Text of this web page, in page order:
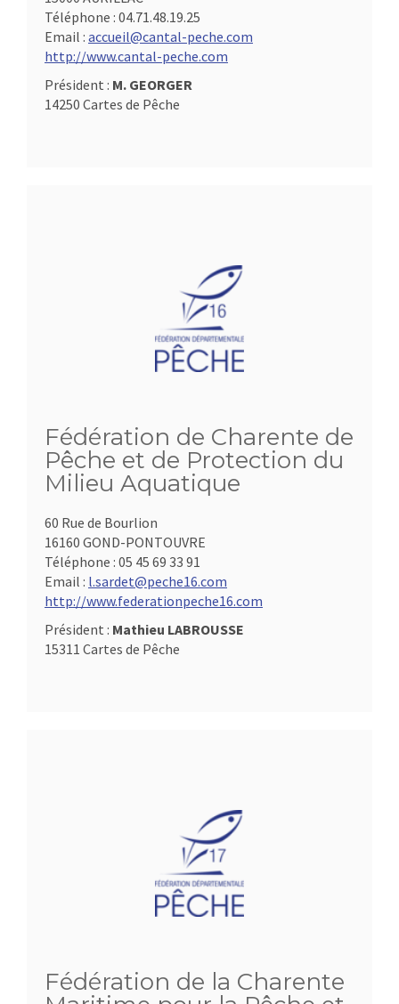
Téléphone : 04.71.48.19.25
Email : accueil@cantal-peche.com
http://www.cantal-peche.com
Président : M. GEORGER
14250 Cartes de Pêche
Fédération de Charente de
Pêche et de Protection du
Milieu Aquatique
60 Rue de Bourlion
16160 GOND-PONTOUVRE
Téléphone : 05 45 69 33 91
Email : l.sardet@peche16.com
http://www.federationpeche16.com
Président : Mathieu LABROUSSE
15311 Cartes de Pêche
Fédération de la Charente